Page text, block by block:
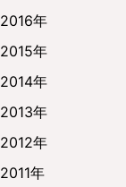
2016年
2015年
2014年
2013年
2012年
2011年